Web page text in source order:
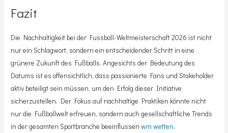
Fazit
Die Nachhaltigkeit bei der Fussball-Weltmeisterschaft 2026 ist nicht
nur ein Schlagwort, sondern ein entscheidender Schritt in eine
grünere Zukunft des Fußballs. Angesichts der Bedeutung des
Datums ist es offensichtlich, dass passionierte Fans und Stakeholder
aktiv beteiligt sein müssen, um den Erfolg dieser Initiative
sicherzustellen. Der Fokus auf nachhaltige Praktiken könnte nicht
nur die Fußballwelt erfreuen, sondern auch gesellschaftliche Trends
in der gesamten Sportbranche beeinflussenwm wetten.